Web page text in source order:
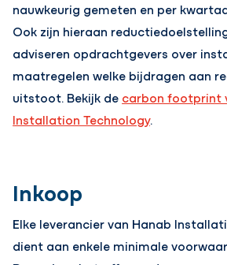
nauwkeurig gemeten en per
Ook zijn hieraan
adviseren opdrachtgevers over
maatregelen welke bijdragen aan
uitstoot. Bekijk de carbon footprint
Installation Technology.
Inkoop
Elke leverancier van Hanab
dient aan enkele minimale